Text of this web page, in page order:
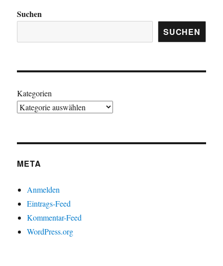
Suchen
SUCHEN
Kategorien
META
Anmelden
Eintrags-Feed
Kommentar-Feed
WordPress.org